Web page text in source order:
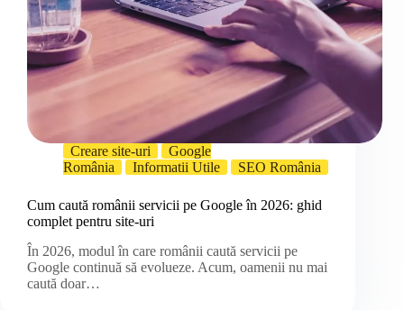
Creare site-uri
Google
România
Informatii Utile SEO România
Cum caută românii servicii pe Google în 2026: ghid
complet pentru site-uri
În 2026, modul în care românii caută servicii pe
Google continuă să evolueze. Acum, oamenii nu mai
caută doar…